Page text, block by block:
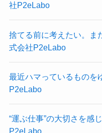
社P2eLabo
捨てる前に考えたい。
式会社P2eLabo
最近ハマっているもの
P2eLabo
“運ぶ仕事”の大切さを
P2eLabo